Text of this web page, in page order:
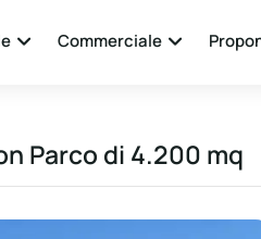
Commerciale
Parco di 4.200 mq